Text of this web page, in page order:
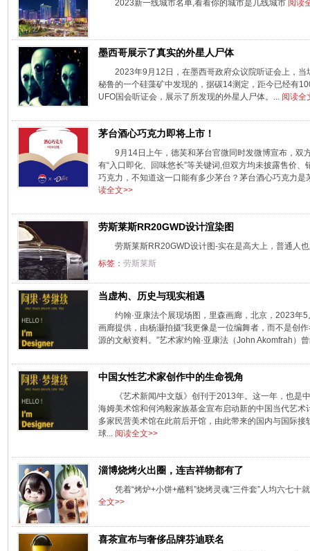
2023新一线城市名单,看看你的城市是几线城市 阅读
墨西哥展示了真实的外星人尸体
2023年9月12日，在墨西哥政府众议院听证会上，
秘鲁的一个硅藻矿中发现的，据碳14测定，距今已经有
UFO国会听证会，展示了所发现的外星人尸体。... 阅读全
茅台酒心巧克力即将上市！
9月14日上午，德芙和茅台官微同时发微博宣布，双
有“入口即化、回味悠长”等关键词,但双方均未披露售价
巧克力，不知道这一口能有多少茅台？茅台酒心巧克力
读全文>>
劳斯莱斯RR20GWD设计渲染图
劳斯莱斯RR20GWD设计图-实在是高大上，普通人
标签： 劳斯莱斯
当虚构、历史与现实相遇
约翰·亚康法个展现场图，里森画廊，北京，2023年
画廊提供，由杨灏拍摄“我更像是一位编舞者，而不是创
源的文献资料。”艺术家约翰·亚康法（John Akomfrah）
中国女性艺术家创作中的生命视角
《艺术新闻/中文版》创刊于2013年。这一年，也是
海姆美术馆和何鸿毅家族基金宣布启动新的中国当代艺
多家民营美术馆在此前后开馆，由此带来的国内与国际
球... 阅读全文>>
淄博烧烤火出圈，连吉祥物都有了
凭着“烤炉+小饼+蘸料”烧烤灵魂“三件套”人均六七
全文>>
喜茶宣布与奢侈品牌芬迪联名